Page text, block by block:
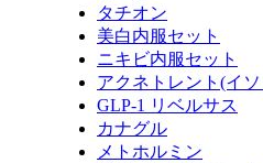
タチオン
美白内服セット
ニキビ内服セット
アクネトレント(イ
GLP-1 リベルサス
カナグル
メトホルミン